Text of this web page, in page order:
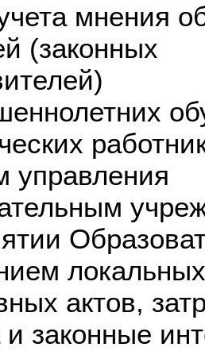
мнения
(законных
управления
актов,
и законные